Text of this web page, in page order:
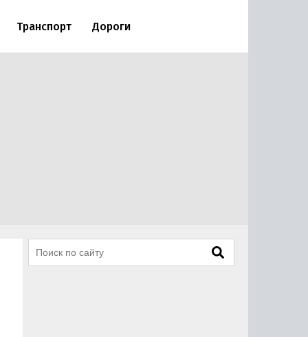
Транспорт Дороги